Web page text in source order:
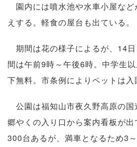
園内には噴水池や水車小屋など
えする。軽食の屋台も出ている。
期間は花の様子によるが、14
間は午前9時～午後6時。中学生
下無料。市条例によりペットは入
公園は福知山市夜久野高原の
郷やくの入り口から案内看板が
300台あるが、満車となるため3